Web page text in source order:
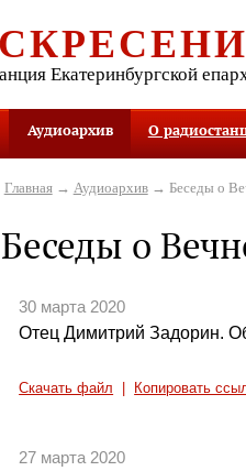
Екатеринбургской
Аудиоархив О
Главная→ Аудиоархив→ Беседы о
Беседы о
30 марта 2020
Отец Димитрий Задорин.
Скачать файл Копировать
27 марта 2020